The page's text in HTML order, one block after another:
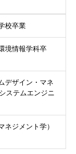
校卒業
境情報学科卒
デザイン・マネ
ステムエンジニ
ジメント学）